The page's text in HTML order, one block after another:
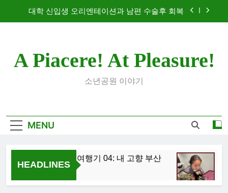
대학 신입생 오리엔테이션과 남편 수술후 회복
2026 한국여행기 04: 내 고향 부산
2026 한국여행기 03: K-뷰티를 만끽하다
2026 한국여행기 02: 82쿡 덕분에 만난 사람들
A Piacere! At Pleasure!
소년공원 이야기
MENU
HEADLINES
2026 한국여행기 04: 내 고향 부산